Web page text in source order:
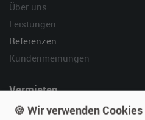
Über uns
Leistungen
Referenzen
Kundenmeinungen
Vermieten
Oldtimer anmelden
🍪 Wir verwenden Cookies